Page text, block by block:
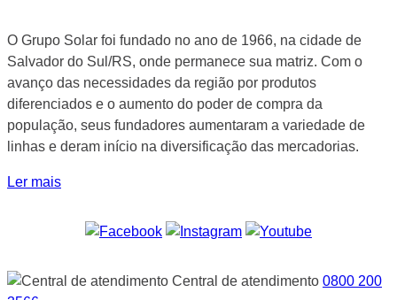
O Grupo Solar foi fundado no ano de 1966, na cidade de
Salvador do Sul/RS, onde permanece sua matriz. Com o
avanço das necessidades da região por produtos
diferenciados e o aumento do poder de compra da
população, seus fundadores aumentaram a variedade de
linhas e deram início na diversificação das mercadorias.
Ler mais
Central de atendimento 0800 200